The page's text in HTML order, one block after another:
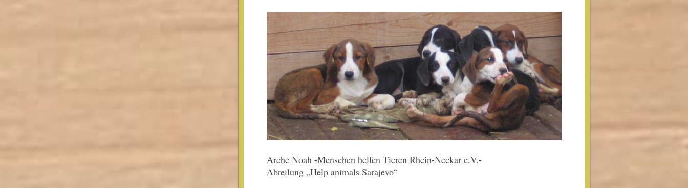
Arche Noah -Menschen helfen Tieren Rhein-Neckar e.V.-
Abteilung „Help animals Sarajevo“